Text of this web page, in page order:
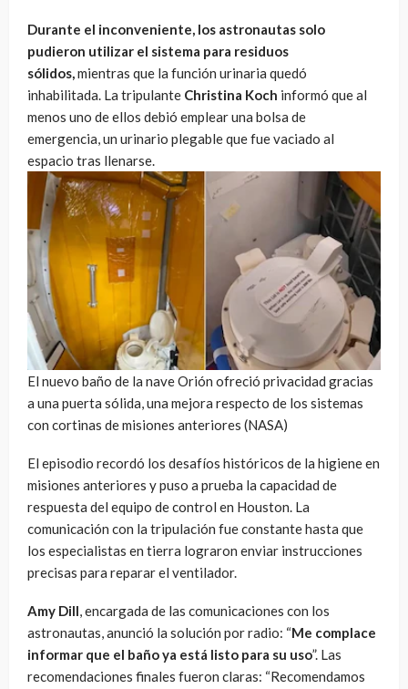
Durante el inconveniente, los astronautas solo
pudieron utilizar el sistema para residuos
sólidos,mientras que la función urinaria quedó
inhabilitada. La tripulante Christina Koch informó que al
menos uno de ellos debió emplear una bolsa de
emergencia, un urinario plegable que fue vaciado al
espacio tras llenarse.
El nuevo baño de la nave Orión ofreció privacidad gracias
a una puerta sólida, una mejora respecto de los sistemas
con cortinas de misiones anteriores (NASA)
El episodio recordó los desafíos históricos de la higiene en
misiones anteriores y puso a prueba la capacidad de
respuesta del equipo de control en Houston. La
comunicación con la tripulación fue constante hasta que
los especialistas en tierra lograron enviar instrucciones
precisas para reparar el ventilador.
Amy Dill, encargada de las comunicaciones con los
astronautas, anunció la solución por radio: “Me complace
informar que el baño ya está listo para su uso”. Las
recomendaciones finales fueron claras: “Recomendamos